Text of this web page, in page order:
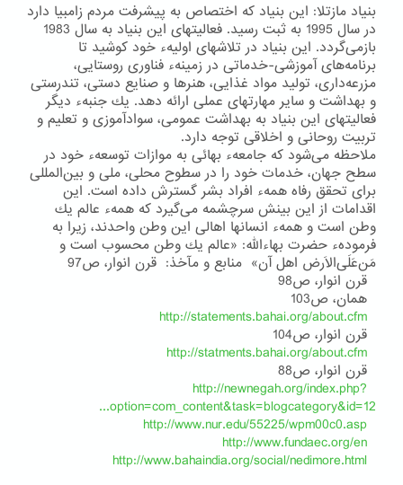
بنیاد مازتلا: این بنیاد كه اختصاص به پیشرفت مردم زامبیا دارد
در سال 1995 به ثبت رسید. فعالیتهای این بنیاد به سال 1983
بازمی‌گردد. این بنیاد در تلاشهای اولیهء خود كوشید تا
برنامه‌های آموزشی-خدماتی در زمینهء فناوری روستایی،
مزرعه‌داری، تولید مواد غذایی، هنرها و صنایع دستی، تندرستی
و بهداشت و سایر مهارتهای عملی ارائه دهد. یك جنبهء دیگر
فعالیتهای این بنیاد به بهداشت عمومی، سوادآموزی و تعلیم و
تربیت روحانی و اخلاقی توجه دارد.
ملاحظه می‌شود كه جامعهء بهائی به موازات توسعهء خود در
سطح جهان، خدمات خود را در سطوح محلی، ملی و بین‌المللی
برای تحقق رفاه همهء افراد بشر گسترش داده است. این
اقدامات از این بینش سرچشمه می‌گیرد كه همهء عالم یك
وطن است و همهء انسانها اهالی این وطن واحدند، زیرا به
فرمودهء حضرت بهاءالله: «عالم یك وطن محسوب است و
مَن‌عَلَی‌الاَرض اهل آن» منابع و مآخذ: قرن انوار، ص97
قرن انوار، ص98
همان، ص103
http://statements.bahai.org/about.cfm
قرن انوار، ص104
http://statments.bahai.org/about.cfm
قرن انوار، ص88
http://newnegah.org/index.php?
option=com_content&task=blogcategory&id=12...
http://www.nur.edu/55225/wpm00c0.asp
http://www.fundaec.org/en
http://www.bahaindia.org/social/nedimore.html